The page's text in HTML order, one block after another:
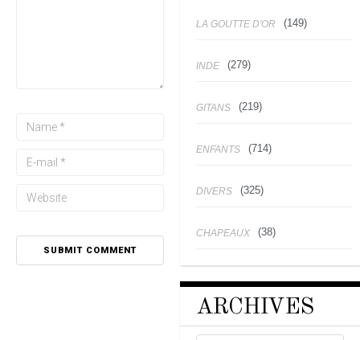
LA GOUTTE D'OR (149)
INDE (279)
GITANS (219)
ENFANTS (714)
DIVERS (325)
CHAPEAUX (38)
ARCHIVES